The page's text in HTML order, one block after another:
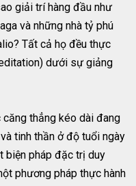
giải trí hàng đầu như
và những nhà tỷ phú
Tất cả họ đều thực
dưới sự giảng
căng thẳng kéo dài đang
tinh thần ở độ tuổi ngày
biện pháp đặc trị duy
phương pháp thực hành